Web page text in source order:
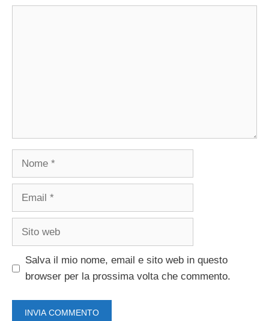
Nome
Email
Sito
Salva il mio nome, email e sito web in questo
browser per la prossima volta che commento.